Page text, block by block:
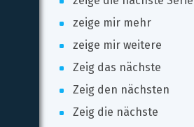
zeige mir mehr
zeige mir weitere
Zeig das nächste
Zeig den nächsten
Zeig die nächste